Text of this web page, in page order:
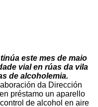
este mes de maio
vial en rúas da vila
de alcoholemia.
da Dirección
préstamo un aparello
de alcohol en aire